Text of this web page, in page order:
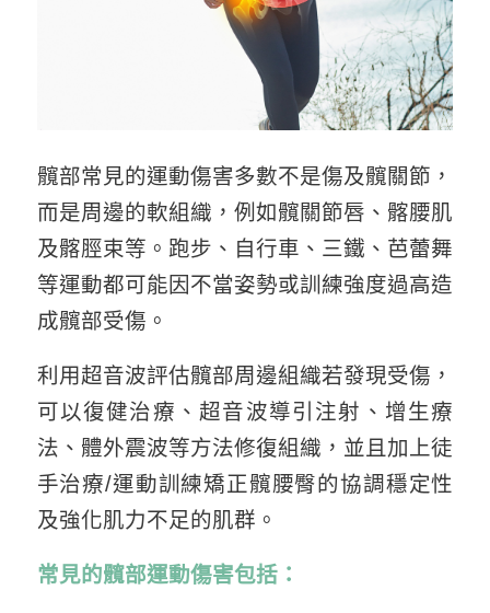
髖部常見的運動傷害多數不是傷及髖關節，
而是周邊的軟組織，例如髖關節唇、髂腰肌
及髂脛束等。跑步、自行車、三鐵、芭蕾舞
等運動都可能因不當姿勢或訓練強度過高造
成髖部受傷。
利用超音波評估髖部周邊組織若發現受傷，
可以復健治療、超音波導引注射、增生療
法、體外震波等方法修復組織，並且加上徒
手治療/運動訓練矯正髖腰臀的協調穩定性
及強化肌力不足的肌群。
常見的髖部運動傷害包括：